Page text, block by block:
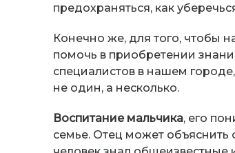
предохраняться, как
Конечно же, для того, чтобы
помочь в приобретении
специалистов в нашем
не один, а несколько.
Воспитание мальчика, его
семье. Отец может